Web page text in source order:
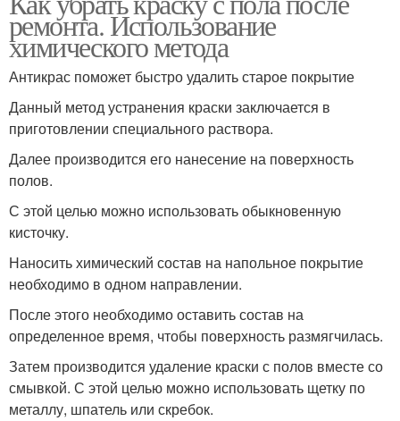
ремонта. Использование
химического метода
Антикрас поможет быстро удалить старое покрытие
Данный метод устранения краски заключается в
приготовлении специального раствора.
Далее производится его нанесение на поверхность
полов.
С этой целью можно использовать обыкновенную
кисточку.
Наносить химический состав на напольное покрытие
необходимо в одном направлении.
После этого необходимо оставить состав на
определенное время, чтобы поверхность размягчилась.
Затем производится удаление краски с полов вместе со
смывкой. С этой целью можно использовать щетку по
металлу, шпатель или скребок.